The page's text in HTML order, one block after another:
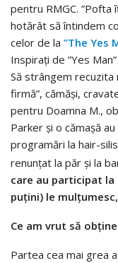
pentru RMGC. ”Pofta
hotărât să întindem
celor de la ”The Yes
Inspirați de ”Yes
Să strângem recuzita
firmă”, cămăși,
pentru Doamna M.,
Parker și o cămașă
programări la hair-
renunțat la păr și la
care au participat
puțini) le
Ce am vrut să
Partea cea mai grea